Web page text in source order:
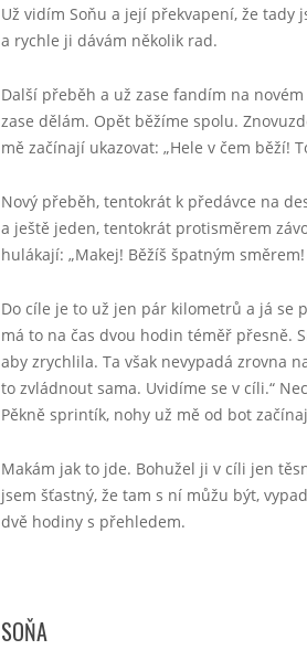
Už vidím Soňu a její překvapení, že
a rychle ji dávám několik rad.
Další přeběh a už zase fandím na
zase dělám. Opět běžíme spolu.
mě začínají ukazovat: „Hele v čem běží!
Nový přeběh, tentokrát k předávce na
a ještě jeden, tentokrát protisměrem
hulákají: „Makej! Běžíš špatným
Do cíle je to už jen pár kilometrů a já se
má to na čas dvou hodin téměř přesně.
aby zrychlila. Ta však nevypadá zrovna
to zvládnout sama. Uvidíme se v cíli.“
Pěkně sprintík, nohy už mě od bot
Makám jak to jde. Bohužel ji v cíli jen
jsem šťastný, že tam s ní můžu být,
dvě hodiny s přehledem.
SOŇA